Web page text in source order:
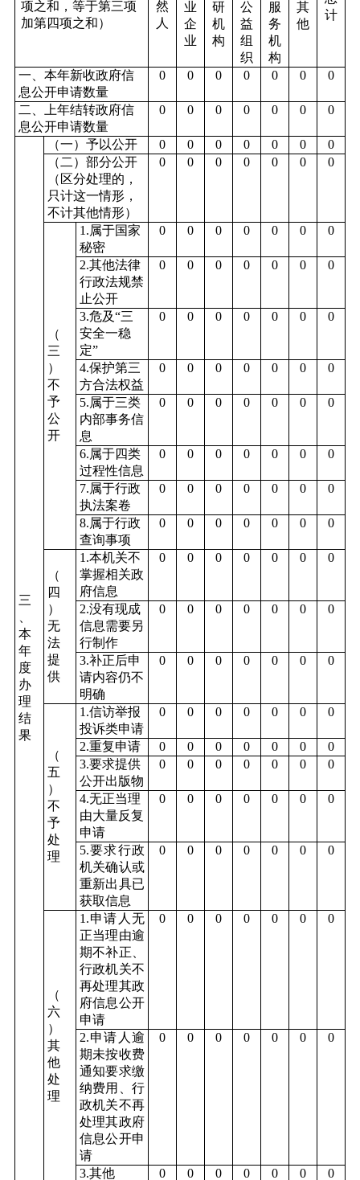
项之和，等于第三项
加第四项之和）
然
人
计
业
企
业
研
机
构
公
益
组
织
服
务
机
构
其
他
一、本年新收政府信
息公开申请数量
0 0 0 0 0 0 0
二、上年结转政府信
息公开申请数量
0 0 0 0 0 0 0
三
本
年
度
办
理
结
果
（一）予以公开 0 0 0 0 0 0
0
（二）部分公开
（区分处理的，
只计这一情形，
不计其他情形）
0 0 0 0 0 0 0
（
三
）
不
予
公
开
1.属于国家
秘密
0 0 0 0 0 0 0
2.其他法律
行政法规禁
止公开
0 0 0 0 0 0 0
3.危及“三
安全一稳
定”
0 0 0 0 0 0 0
4.保护第三
方合法权益
0 0 0 0 0 0 0
5.属于三类
内部事务信
息
0 0 0 0 0 0 0
6.属于四类
过程性信息
0 0 0 0 0 0 0
7.属于行政
执法案卷
0 0 0 0 0 0 0
8.属于行政
查询事项
0 0 0 0 0 0 0
（
四
）
无
法
提
供
1.本机关不
掌握相关政
府信息
0 0 0 0 0 0 0
2.没有现成
信息需要另
行制作
0 0 0 0 0 0 0
3.补正后申
请内容仍不
明确
0 0 0 0 0 0 0
（
五
）
不
予
处
理
1.信访举报
投诉类申请
0 0 0 0 0 0 0
2.重复申请 0 0 0 0 0 0
0
3.要求提供
公开出版物
0 0 0 0 0 0 0
4.无正当理
由大量反复
申请
0 0 0 0 0 0 0
5.要求行政
机关确认或
重新出具已
获取信息
0 0 0 0 0 0 0
（
六
）
其
他
处
理
1.申请人无
正当理由逾
期不补正、
行政机关不
再处理其政
府信息公开
申请
0 0 0 0 0 0 0
2.申请人逾
期未按收费
通知要求缴
纳费用、行
政机关不再
处理其政府
信息公开申
请
0 0 0 0 0 0 0
3.其他 0 0 0 0 0 0
0